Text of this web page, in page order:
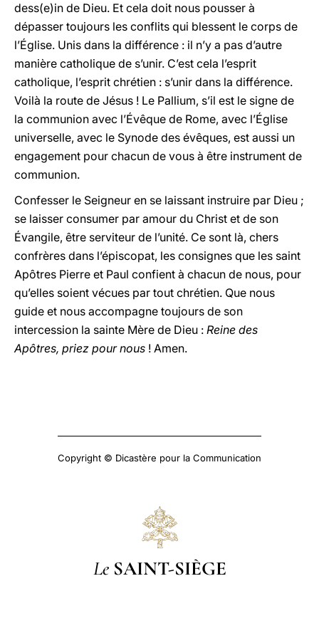
dess(e)in de Dieu. Et cela doit nous pousser à
dépasser toujours les conflits qui blessent le corps de
l’Église. Unis dans la différence : il n’y a pas d’autre
manière catholique de s’unir. C’est cela l’esprit
catholique, l’esprit chrétien : s’unir dans la différence.
Voilà la route de Jésus ! Le Pallium, s’il est le signe de
la communion avec l’Évêque de Rome, avec l’Église
universelle, avec le Synode des évêques, est aussi un
engagement pour chacun de vous à être instrument de
communion.
Confesser le Seigneur en se laissant instruire par Dieu ;
se laisser consumer par amour du Christ et de son
Évangile, être serviteur de l’unité. Ce sont là, chers
confrères dans l’épiscopat, les consignes que les saint
Apôtres Pierre et Paul confient à chacun de nous, pour
qu’elles soient vécues par tout chrétien. Que nous
guide et nous accompagne toujours de son
intercession la sainte Mère de Dieu : Reine des
Apôtres, priez pour nous ! Amen.
Copyright © Dicastère pour la Communication
Le SAINT-SIÈGE